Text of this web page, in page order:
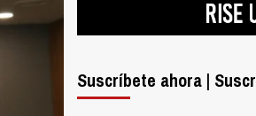
Suscríbete ahora |